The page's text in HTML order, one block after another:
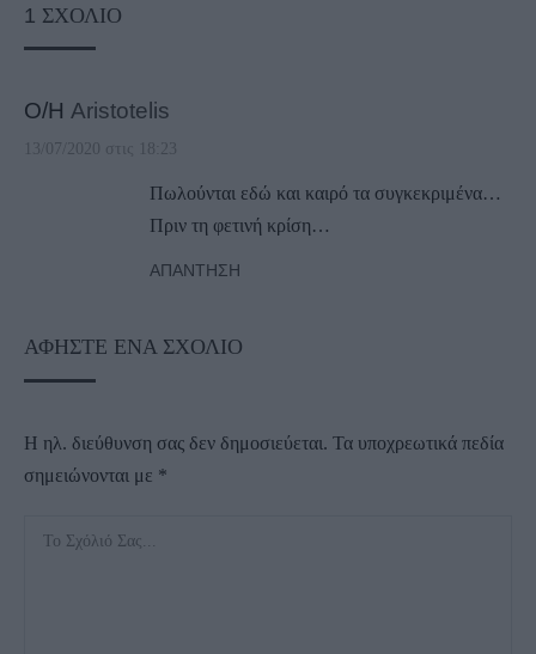
1 ΣΧΌΛΙΟ
Ο/Η Aristotelis
13/07/2020 στις 18:23
Πωλούνται εδώ και καιρό τα συγκεκριμένα…
Πριν τη φετινή κρίση…
ΑΠΆΝΤΗΣΗ
ΑΦΉΣΤΕ ΈΝΑ ΣΧΌΛΙΟ
Η ηλ. διεύθυνση σας δεν δημοσιεύεται. Τα υποχρεωτικά πεδία
σημειώνονται με *